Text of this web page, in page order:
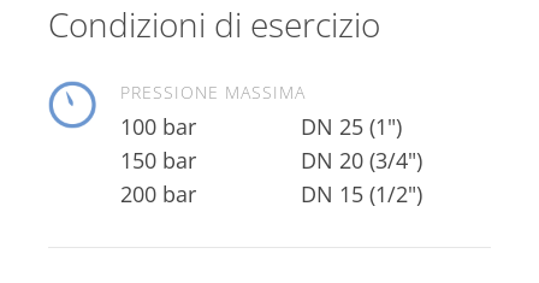
Condizioni di esercizio
PRESSIONE MASSIMA
100 bar
DN 25 (1")
150 bar
DN 20 (3/4")
200 bar
DN 15 (1/2")